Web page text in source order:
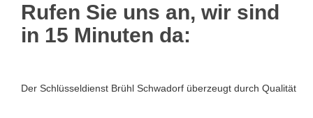
Rufen Sie uns an, wir sind
in 15 Minuten da:
Der Schlüsseldienst Brühl Schwadorf überzeugt durch Qualität